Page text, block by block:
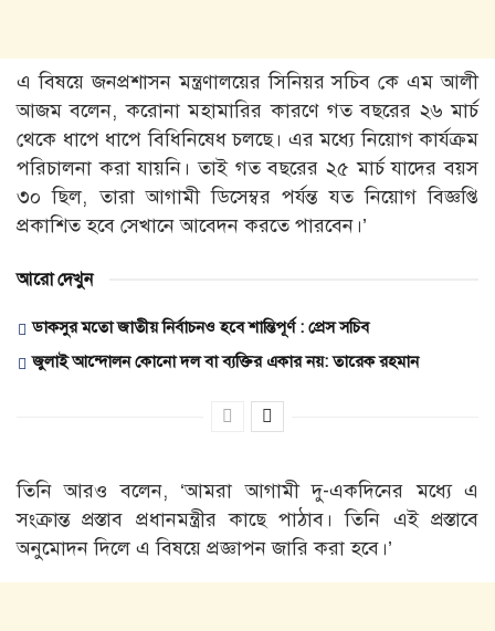
এ বিষয়ে জনপ্রশাসন মন্ত্রণালয়ের সিনিয়র সচিব কে এম আলী
আজম বলেন, করোনা মহামারির কারণে গত বছরের ২৬ মার্চ
থেকে ধাপে ধাপে বিধিনিষেধ চলছে। এর মধ্যে নিয়োগ কার্যক্রম
পরিচালনা করা যায়নি। তাই গত বছরের ২৫ মার্চ যাদের বয়স
৩০ ছিল, তারা আগামী ডিসেম্বর পর্যন্ত যত নিয়োগ বিজ্ঞপ্তি
প্রকাশিত হবে সেখানে আবেদন করতে পারবেন।’
আরো দেখুন
ডাকসুর মতো জাতীয় নির্বাচনও হবে শান্তিপূর্ণ : প্রেস সচিব
জুলাই আন্দোলন কোনো দল বা ব্যক্তির একার নয়: তারেক রহমান
তিনি আরও বলেন, ‘আমরা আগামী দু-একদিনের মধ্যে এ
সংক্রান্ত প্রস্তাব প্রধানমন্ত্রীর কাছে পাঠাব। তিনি এই প্রস্তাবে
অনুমোদন দিলে এ বিষয়ে প্রজ্ঞাপন জারি করা হবে।’